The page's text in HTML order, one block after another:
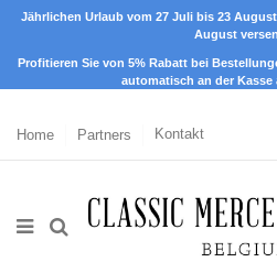
Jährlichen Urlaub vom 27 Juli bis 23
August
Profitieren Sie von 5% Rabatt bei
automatisch an der
Home Partners Kontakt